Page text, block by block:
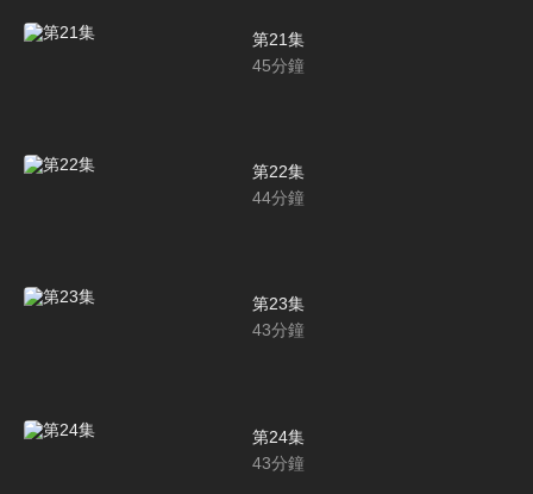
第21集
45分鐘
第22集
44分鐘
第23集
43分鐘
第24集
43分鐘